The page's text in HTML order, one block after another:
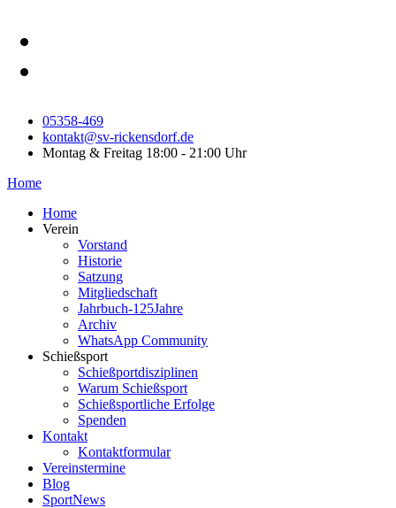
05358-469
kontakt@sv-rickensdorf.de
Montag & Freitag 18:00 - 21:00 Uhr
Home
Home
Verein
Vorstand
Historie
Satzung
Mitgliedschaft
Jahrbuch-125Jahre
Archiv
WhatsApp Community
Schießsport
Schießportdisziplinen
Warum Schießsport
Schießsportliche Erfolge
Spenden
Kontakt
Kontaktformular
Vereinstermine
Blog
SportNews